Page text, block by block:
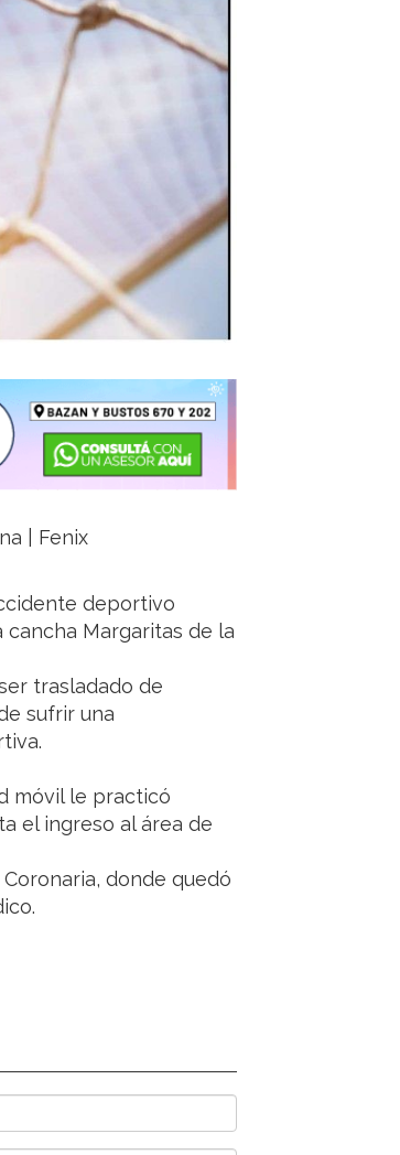
| Fenix
deportivo
Margaritas de la
trasladado de
sufrir una
móvil le practicó
el ingreso al área de
donde quedó